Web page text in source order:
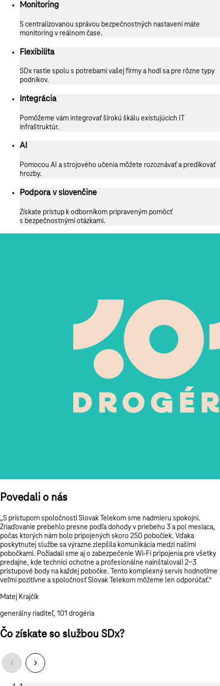
Monitoring
S centralizovanou správou bezpečnostných nastavení máte
monitoring v reálnom čase.
Flexibilita
SDx rastie spolu s potrebami vašej firmy a hodí sa pre rôzne typy
podnikov.
Integrácia
Pomôžeme vám integrovať širokú škálu existujúcich IT
infraštruktúr.
AI
Pomocou AI a strojového učenia môžete rozoznávať a predikovať
hrozby.
Podpora v slovenčine
Získate prístup k odborníkom pripraveným pomôcť
s bezpečnostnými otázkami.
Povedali o nás
„S prístupom spoločnosti Slovak Telekom sme nadmieru spokojní.
Zriaďovanie prebehlo presne podľa dohody v priebehu 3 a pol mesiaca,
počas ktorých nám bolo pripojených skoro 250 pobočiek. Vďaka
poskytnutej službe sa výrazne zlepšila komunikácia medzi našimi
pobočkami. Požiadali sme aj o zabezpečenie Wi-Fi pripojenia pre všetky
predajne, kde technici ochotne a profesionálne nainštalovali2-3
prístupové body na každej pobočke. Tento komplexný servis hodnotíme
veľmi pozitívne a spoločnosť Slovak Telekom môžeme len odporúčať.“
Matej Krajčík
generálny riaditeľ, 101 drogéria
Čo získate so službou SDx?